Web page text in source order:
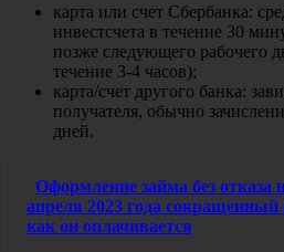
карта или счет Сбербанка:
инвестсчета в течение 30
позже следующего рабочего
течение 3-4 часов);
карта/счет другого банка:
получателя, обычно
дней.
Оформление займа без отказа
апреля 2023 года сокращенный
как он оплачивается